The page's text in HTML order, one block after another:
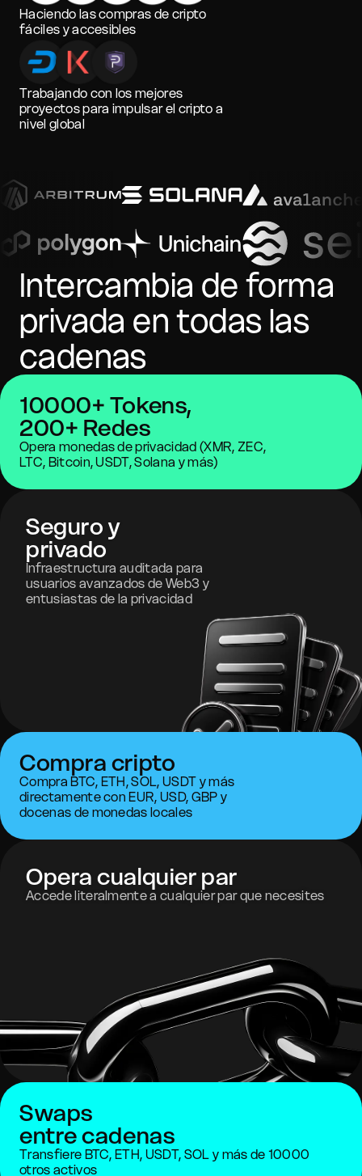
Haciendo las compras de cripto
fáciles y accesibles
Trabajando con los mejores
proyectos para impulsar el cripto a
nivel global
Intercambia de forma
privada en todas las
cadenas
10000+ Tokens,
200+ Redes
Opera monedas de privacidad (XMR, ZEC,
LTC, Bitcoin, USDT, Solana y más)
Seguro y
privado
Infraestructura auditada para
usuarios avanzados de Web3 y
entusiastas de la privacidad
Opera cualquier par
Accede literalmente a cualquier par que necesites
Compra cripto
Compra BTC, ETH, SOL, USDT y más
directamente con EUR, USD, GBP y
docenas de monedas locales
Swaps
entre cadenas
Transfiere BTC, ETH, USDT, SOL y más de 10000
otros activos